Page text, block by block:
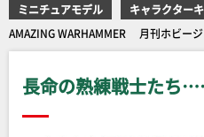
ミニチュアモデル
キャラクター
AMAZING WARHAMMER 月刊ホビー
長命の熟練戦士たち